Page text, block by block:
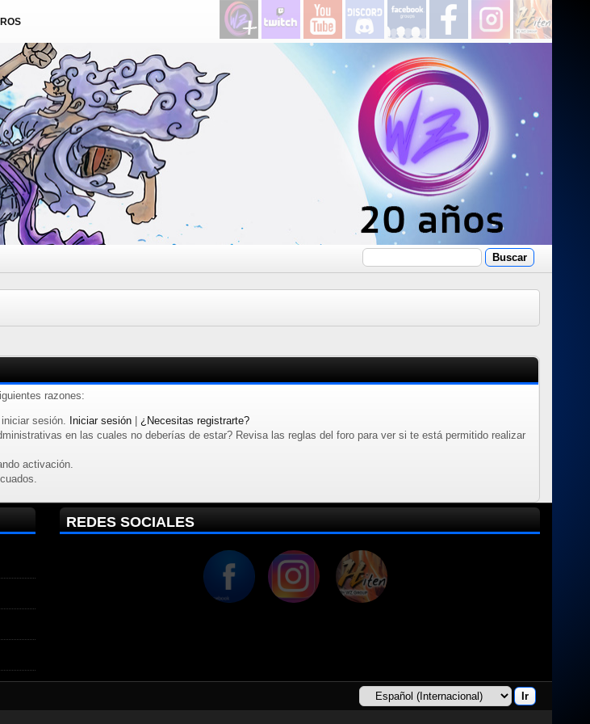
razones:
sesión. Iniciar sesión
¿Necesitas registrarte?
en las cuales no deberías de estar? Revisa las reglas del foro para ver si te está permitido realizar
activación.
REDES SOCIALES